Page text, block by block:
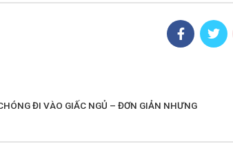
ĐI VÀO GIẤC NGỦ – ĐƠN GIẢN NHƯNG